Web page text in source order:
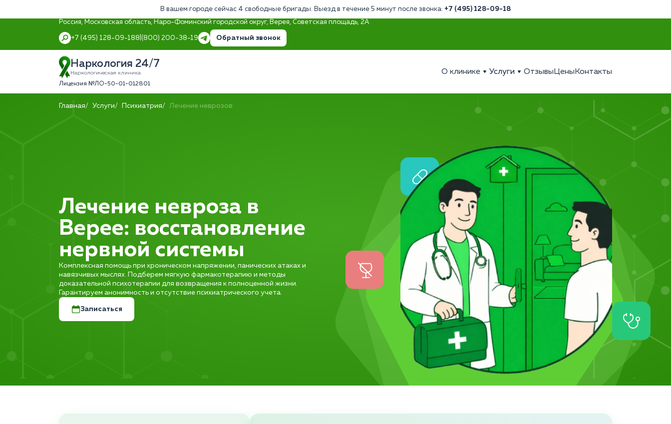
В вашем городе сейчас 4 свободные бригады. Выезд в течение 5 минут после звонка: +7 (495) 128-09-18
Россия, Московская область, Наро-Фоминский городской округ, Верея, Советская площадь, 2А
+7 (495) 128-09-188 (800) 200-38-19 Обратный звонок
Наркология 24/7
Наркологическая клиника
Лицензия №ЛО-50-01-012801
О клинике Услуги Отзывы Цены Контакты
Главная Услуги Психиатрия Лечение неврозов
Лечение невроза в
Верее: восстановление
нервной системы
Комплексная помощь при хроническом напряжении, панических атаках и
навязчивых мыслях. Подберем мягкую фармакотерапию и методы
доказательной психотерапии для возвращения к полноценной жизни.
Гарантируем анонимность и отсутствие психиатрического учета.
Записаться